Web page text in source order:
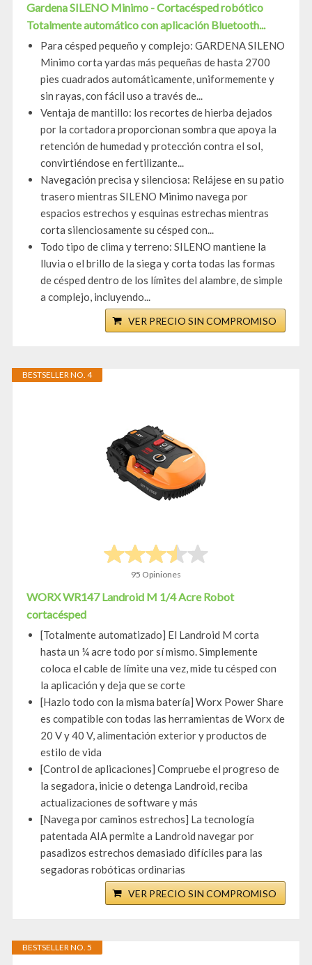
Gardena SILENO Minimo - Cortacésped robótico
Totalmente automático con aplicación Bluetooth...
Para césped pequeño y complejo: GARDENA SILENO
Minimo corta yardas más pequeñas de hasta 2700
pies cuadrados automáticamente, uniformemente y
sin rayas, con fácil uso a través de...
Ventaja de mantillo: los recortes de hierba dejados
por la cortadora proporcionan sombra que apoya la
retención de humedad y protección contra el sol,
convirtiéndose en fertilizante...
Navegación precisa y silenciosa: Relájese en su patio
trasero mientras SILENO Minimo navega por
espacios estrechos y esquinas estrechas mientras
corta silenciosamente su césped con...
Todo tipo de clima y terreno: SILENO mantiene la
lluvia o el brillo de la siega y corta todas las formas
de césped dentro de los límites del alambre, de simple
a complejo, incluyendo...
VER PRECIO SIN COMPROMISO
BESTSELLER NO. 4
95 Opiniones
WORX WR147 Landroid M 1/4 Acre Robot
cortacésped
[Totalmente automatizado] El Landroid M corta
hasta un ¼ acre todo por sí mismo. Simplemente
coloca el cable de límite una vez, mide tu césped con
la aplicación y deja que se corte
[Hazlo todo con la misma batería] Worx Power Share
es compatible con todas las herramientas de Worx de
20 V y 40 V, alimentación exterior y productos de
estilo de vida
[Control de aplicaciones] Compruebe el progreso de
la segadora, inicie o detenga Landroid, reciba
actualizaciones de software y más
[Navega por caminos estrechos] La tecnología
patentada AIA permite a Landroid navegar por
pasadizos estrechos demasiado difíciles para las
segadoras robóticas ordinarias
VER PRECIO SIN COMPROMISO
BESTSELLER NO. 5